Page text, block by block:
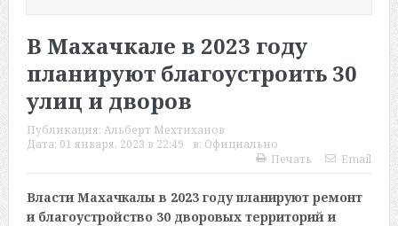
В Махачкале в 2023 году
планируют благоустроить 30
улиц и дворов
Публикация: Альберт Мехтиханов
Дата: 01 января, 2023 в 22:49 в: Официально
Печать
Email
Власти Махачкалы в 2023 году планируют ремонт
и благоустройство 30 дворовых территорий и